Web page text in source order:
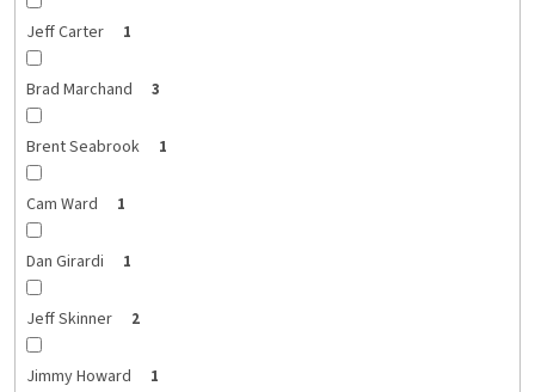
Jeff Carter 1
Brad Marchand 3
Brent Seabrook 1
Cam Ward 1
Dan Girardi 1
Jeff Skinner 2
Jimmy Howard 1